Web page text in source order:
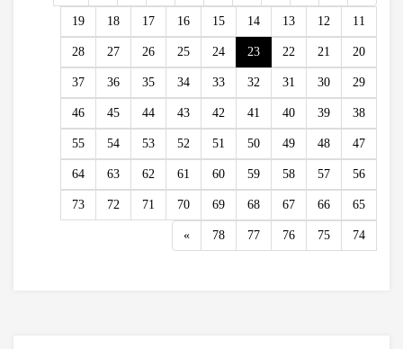
11
12
13
14
15
16
17
18
19
20
21
22
23
24
25
26
27
28
29
30
31
32
33
34
35
36
37
38
39
40
41
42
43
44
45
46
47
48
49
50
51
52
53
54
55
56
57
58
59
60
61
62
63
64
65
66
67
68
69
70
71
72
73
74
75
76
77
78
»
Next